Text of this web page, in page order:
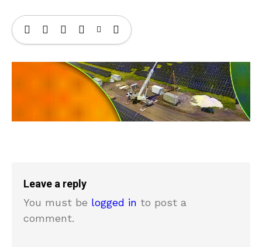
Leave a reply
You must be logged in to post a
comment.